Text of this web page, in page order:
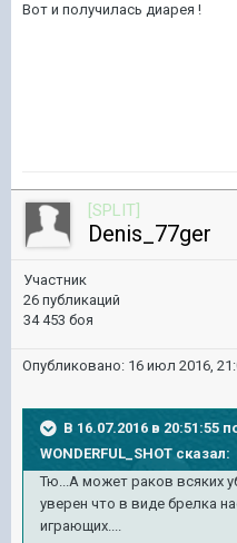
Вот и получилась диарея !
[SPLIT]
Denis_77ger
Участник
26 публикаций
34 453 боя
Опубликовано: 16 июл 2016,
В 16.07.2016 в 20:51:55
WONDERFUL_SHOT сказал:
Тю...А может раков всяких
уверен что в виде брелка
играющих....